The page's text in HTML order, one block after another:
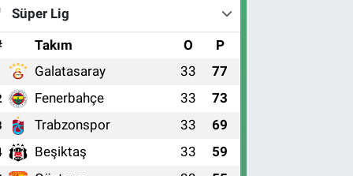
Süper Lig
Takım O P
Galatasaray 33 77
Fenerbahçe 33 73
Trabzonspor 33 69
Beşiktaş 33 59